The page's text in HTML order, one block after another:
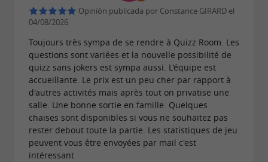
Opinión publicada por Constance GIRARD el
04/08/2026
Toujours très sympa de se rendre à Quizz Room. Les
questions sont variées et la nouvelle possibilité de
quizz sans jokers est sympa aussi. L'équipe est
accueillante. Le prix est un peu cher par rapport à
d'autres activités mais après tout on privatise une
salle. Une bonne sortie en famille. Quelques
chaises sont disponibles si vous ne souhaitez pas
rester debout toute la partie. Les statistiques de jeu
peuvent vous être envoyées par mail c'est
intéressant